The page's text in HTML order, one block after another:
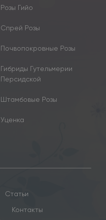
Розы Гийо
Спрей Розы
Почвопокровные Розы
Гибриды Гутельмерии
Персидской
Штамбовые Розы
Уценка
Статьи
Контакты